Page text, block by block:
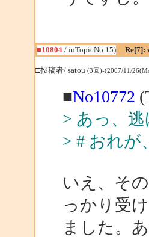
■10804/ inTopicNo.15) Re[7]:
□投稿者/ satou (3回)-(2007/11/
■No10772
> あっ、逃
> # おれが
いえ、そ
っかり受
ました。